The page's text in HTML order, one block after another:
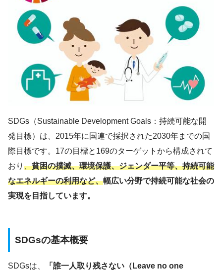
SDGs（Sustainable Development Goals：持続可能な開
発目標）は、2015年に国連で採択された2030年までの国
際目標です。17の目標と169のターゲットから構成されて
おり 、貧困の撲滅、環境保護、ジェンダー平等、持続可能
なエネルギーの利用など、幅広い分野で持続可能な社会の
実現を目指しています。
SDGsの基本概要
SDGsは、
「誰一人取り残さない（Leave no one